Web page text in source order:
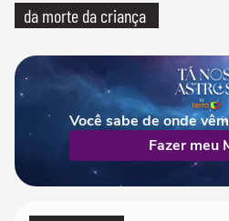
da morte da criança
Você sabe de onde
Fazer meu